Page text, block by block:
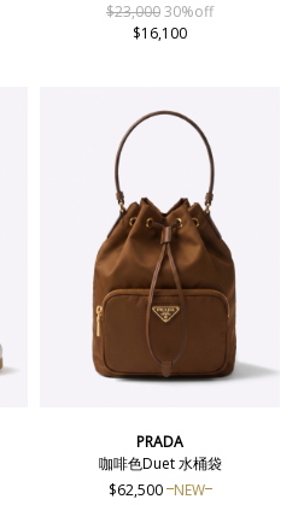
$23,00030%off
$16,100
PRADA
咖啡色Duet 水桶袋
$62,500 NEW